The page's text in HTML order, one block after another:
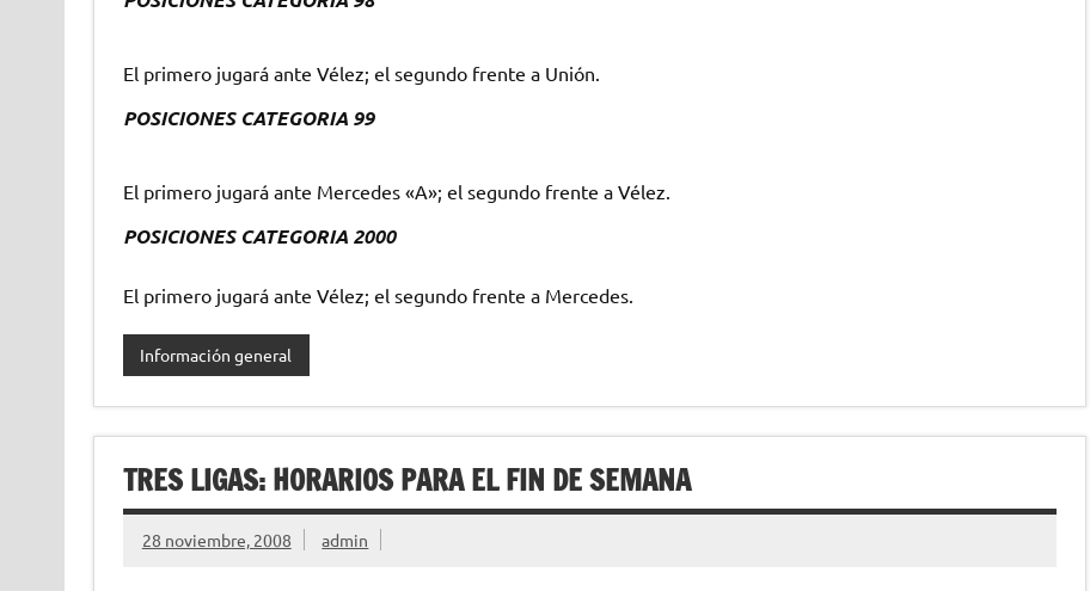
El primero jugará ante Vélez; el segundo frente a Unión.
POSICIONES CATEGORIA 99
El primero jugará ante Mercedes «A»; el segundo frente a Vélez.
POSICIONES CATEGORIA 2000
El primero jugará ante Vélez; el segundo frente a Mercedes.
Información general
TRES LIGAS: HORARIOS PARA EL FIN DE SEMANA
28 noviembre, 2008 admin